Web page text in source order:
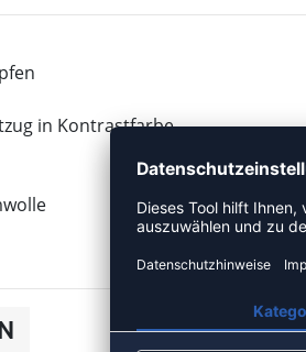
in Kontrastfarbe